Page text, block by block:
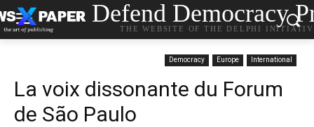
Defend Democracy
THE WEBSITE OF THE DELPHI
Democracy Europe International
La voix dissonante du Forum
de São Paulo